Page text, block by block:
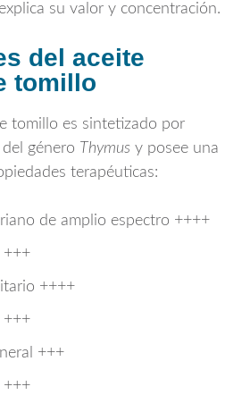
su valor y concentración.
del aceite
tomillo
tomillo es sintetizado por
género Thymus y posee una
terapéuticas:
de amplio espectro ++++
++++
+++
+++
+++